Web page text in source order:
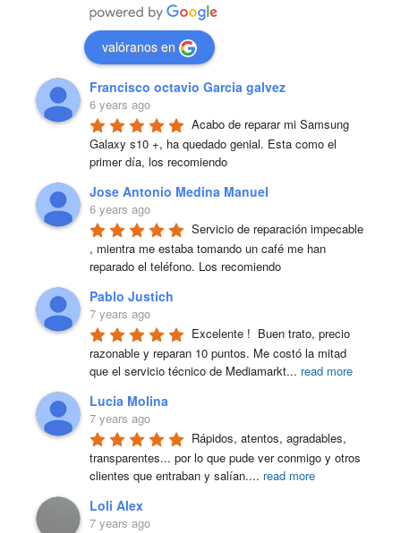
valóranos en
Francisco octavio Garcia galvez
6 years ago
Acabo de reparar mi Samsung
Galaxy s10 +, ha quedado genial. Esta como el
primer día, los recomiendo
Jose Antonio Medina Manuel
6 years ago
Servicio de reparación impecable
, mientra me estaba tomando un café me han
reparado el teléfono. Los recomiendo
Pablo Justich
7 years ago
Excelente !  Buen trato, precio
razonable y reparan 10 puntos. Me costó la mitad
que el servicio técnico de Mediamarkt... read more
Lucia Molina
7 years ago
Rápidos, atentos, agradables,
transparentes... por lo que pude ver conmigo y otros
clientes que entraban y salían.... read more
Loli Alex
7 years ago